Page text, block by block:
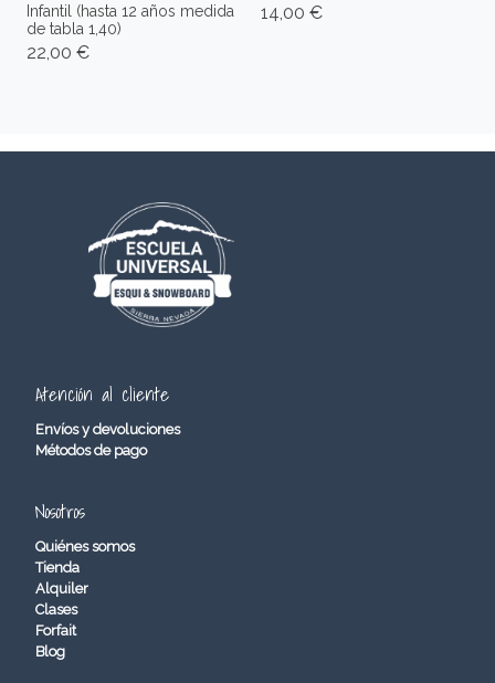
Infantil (hasta 12 años medida
de tabla 1,40)
22,00 €
14,00 €
Atención al cliente
Envíos y devoluciones
Métodos de pago
Nosotros
Quiénes somos
Tienda
Alquiler
Clases
Forfait
Blog